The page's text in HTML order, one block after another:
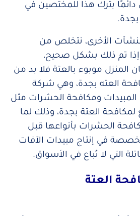
دائمًا بترك هذا للمختصين في
الأخرى، نتخلص من
تم ذلك بشكل صحيح،
المنزل موبوء بالعتة فلا بد من
العته بجدة، وهي شركة
ومكافحة الحشرات مثل
العتة بجدة، وذلك لما
الحشرات بأنواعها قبل
في إنتاج مبيدات الآفات
التي لا تُباع في الأسواق.
العتة